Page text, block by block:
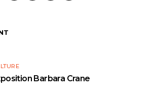
Barbara Crane